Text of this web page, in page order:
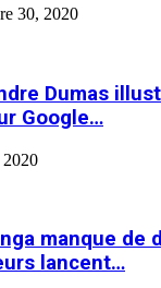
30, 2020
Dumas
Google…
2020
manque de
lancent…